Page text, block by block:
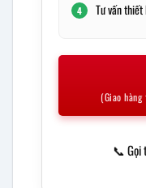
4 Tư vấn
(Giao
📞 Gọi